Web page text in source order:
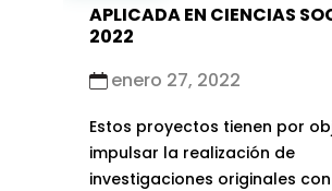
APLICADA EN CIENCIAS
2022
enero 27, 2022
Estos proyectos tienen por
impulsar la realización de
investigaciones originales